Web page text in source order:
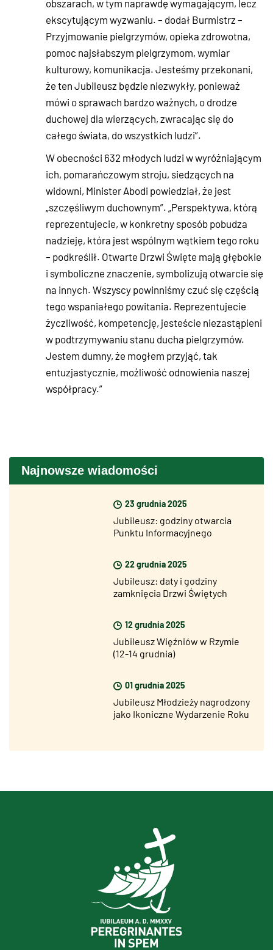
obszarach, w tym naprawdę wymagającym, lecz
ekscytującym wyzwaniu. – dodał Burmistrz –
Przyjmowanie pielgrzymów, opieka zdrowotna,
pomoc najsłabszym pielgrzymom, wymiar
kulturowy, komunikacja. Jesteśmy przekonani,
że ten Jubileusz będzie niezwykły, ponieważ
mówi o sprawach bardzo ważnych, o drodze
duchowej dla wierzących, zwracając się do
całego świata, do wszystkich ludzi”.
W obecności 632 młodych ludzi w wyróżniającym
ich, pomarańczowym stroju, siedzących na
widowni, Minister Abodi powiedział, że jest
„szczęśliwym duchownym”. „Perspektywa, którą
reprezentujecie, w konkretny sposób pobudza
nadzieję, która jest wspólnym wątkiem tego roku
– podkreślił. Otwarte Drzwi Święte mają głębokie
i symboliczne znaczenie, symbolizują otwarcie się
na innych. Wszyscy powinniśmy czuć się częścią
tego wspaniałego powitania. Reprezentujecie
życzliwość, kompetencję, jesteście niezastąpieni
w podtrzymywaniu stanu ducha pielgrzymów.
Jestem dumny, że mogłem przyjąć, tak
entuzjastycznie, możliwość odnowienia naszej
współpracy.”
Najnowsze wiadomości
23 grudnia 2025
Jubileusz: godziny otwarcia
Punktu Informacyjnego
22 grudnia 2025
Jubileusz: daty i godziny
zamknięcia Drzwi Świętych
12 grudnia 2025
Jubileusz Więźniów w Rzymie
(12-14 grudnia)
01 grudnia 2025
Jubileusz Młodzieży nagrodzony
jako Ikoniczne Wydarzenie Roku